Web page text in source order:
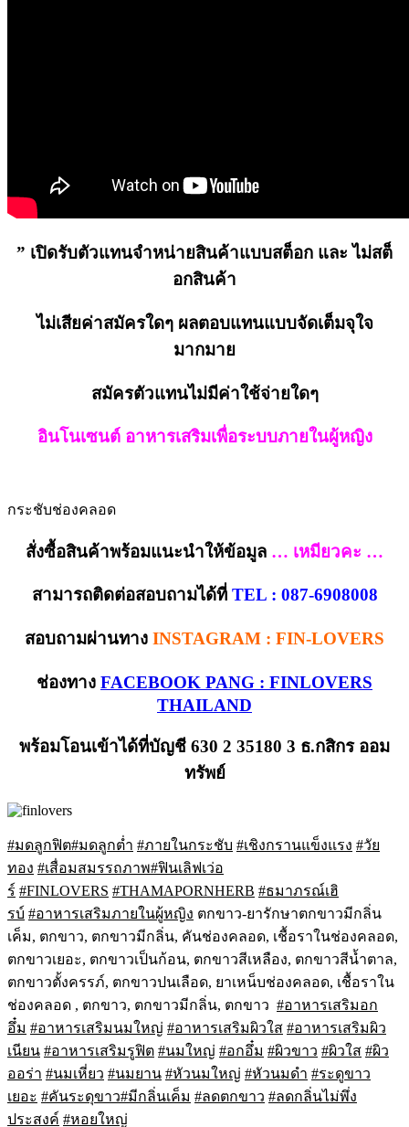
” เปิดรับตัวแทนจำหน่ายสินค้าแบบสต็อก และ ไม่สต็
อกสินค้า
ไม่เสียค่าสมัครใดๆ ผลตอบแทนแบบจัดเต็มจุใจ
มากมาย
สมัครตัวแทนไม่มีค่าใช้จ่ายใดๆ
อินโนเซนต์ อาหารเสริมเพื่อระบบภายในผู้หญิง
กระชับช่องคลอด
สั่งซื้อสินค้าพร้อมแนะนำให้ข้อมูล … เหมียวคะ …
สามารถติดต่อสอบถามได้ที่ TEL : 087-6908008
สอบถามผ่านทาง INSTAGRAM : FIN-LOVERS
ช่องทาง FACEBOOK PANG : FINLOVERS
THAILAND
พร้อมโอนเข้าได้ที่บัญชี 630 2 35180 3 ธ.กสิกร ออม
ทรัพย์
#มดลูกฟิต#มดลูกต่ำ #ภายในกระชับ #เชิงกรานแข็งแรง #วัย
ทอง #เสื่อมสมรรถภาพ#ฟินเลิฟเว่อ
ร์ #FINLOVERS #THAMAPORNHERB #ธมาภรณ์เฮิ
รบ์ #อาหารเสริมภายในผู้หญิง ตกขาว-ยารักษาตกขาวมีกลิ่น
เค็ม, ตกขาว, ตกขาวมีกลิ่น, คันช่องคลอด, เชื้อราในช่องคลอด,
ตกขาวเยอะ, ตกขาวเป็นก้อน, ตกขาวสีเหลือง, ตกขาวสีน้ำตาล,
ตกขาวตั้งครรภ์, ตกขาวปนเลือด, ยาเหน็บช่องคลอด, เชื้อราใน
ช่องคลอด , ตกขาว, ตกขาวมีกลิ่น, ตกขาว #อาหารเสริมอก
อึ๋ม #อาหารเสริมนมใหญ่ #อาหารเสริมผิวใส #อาหารเสริมผิว
เนียน #อาหารเสริมรูฟิต #นมใหญ่ #อกอึ๋ม #ผิวขาว #ผิวใส #ผิว
ออร่า #นมเหี่ยว #นมยาน #หัวนมใหญ่ #หัวนมดำ #ระดูขาว
เยอะ #คันระดุขาว#มีกลิ่นเค็ม #ลดตกขาว #ลดกลิ่นไม่พึ่ง
ประสงค์ #หอยใหญ่